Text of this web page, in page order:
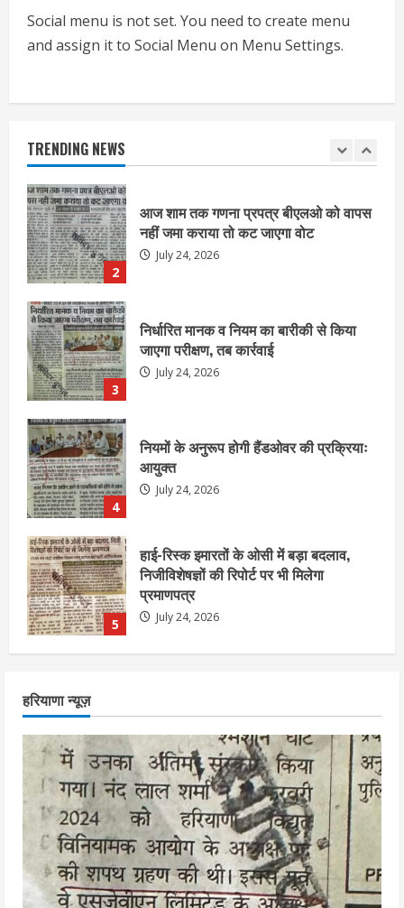
Social menu is not set. You need to create menu
and assign it to Social Menu on Menu Settings.
TRENDING NEWS
1
2
3
निर्धारित मानक व नियम का बारीकी से किया
जाएगा परीक्षण, तब कार्रवाई
July 24, 2026
4
नियमों के अनुरूप होगी हैंडओवर की प्रक्रियाः
आयुक्त
July 24, 2026
5
हाई-रिस्क इमारतों के ओसी में बड़ा बदलाव,
निजीविशेषज्ञों की रिपोर्ट पर भी मिलेगा
प्रमाणपत्र
July 24, 2026
1
एचईआरसी के अध्यक्ष नंद लाल का निधन
July 24, 2026
3
निर्धारित मानक व नियम का बारीकी से किया
जाएगा परीक्षण, तब कार्रवाई
July 24, 2026
हरियाणा न्यूज़